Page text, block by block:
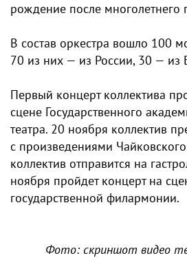
рождение после многолетнего
В состав оркестра вошло 100
70 из них — из России, 30 — из
Первый концерт коллектива
сцене Государственного
театра. 20 ноября коллектив
с произведениями
коллектив отправится на
ноября пройдет концерт на
государственной филармонии.
Фото: скриншот видео